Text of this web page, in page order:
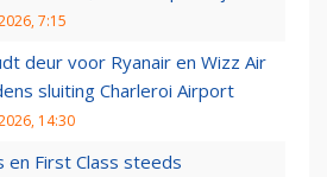
7:15
deur voor Ryanair en Wizz Air
sluiting Charleroi Airport
14:30
en First Class steeds